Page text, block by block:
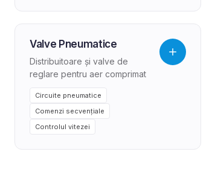
Valve Pneumatice
Distribuitoare și valve de
reglare pentru aer comprimat
Circuite pneumatice
Comenzi secvențiale
Controlul vitezei